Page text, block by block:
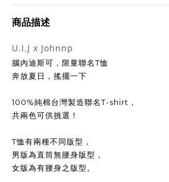
商品描述
U.I.J x Johnnp
腦內迪斯可，限量聯名T恤
奔放夏日，搖擺一下
100%純棉台灣製造聯名T-shirt，
共兩色可供挑選！
T恤有兩種不同版型，
男版為直筒無腰身版型，
女版為有腰身之版型。